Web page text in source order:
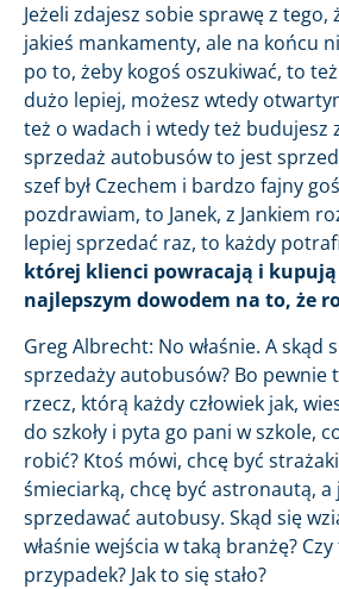
Jeżeli zdajesz sobie sprawę z
jakieś mankamenty, ale na końcu
po to, żeby kogoś oszukiwać, to
dużo lepiej, możesz wtedy
też o wadach i wtedy też budujesz
sprzedaż autobusów to jest
szef był Czechem i bardzo fajny
pozdrawiam, to Janek, z Jankiem
lepiej sprzedać raz, to każdy
której klienci powracają i
najlepszym dowodem na to, że
Greg Albrecht: No właśnie. A skąd
sprzedaży autobusów? Bo pewnie
rzecz, którą każdy człowiek jak,
do szkoły i pyta go pani w szkole,
robić? Ktoś mówi, chcę być
śmieciarką, chcę być astronautą, a
sprzedawać autobusy. Skąd się
właśnie wejścia w taką branżę? Czy
przypadek? Jak to się stało?